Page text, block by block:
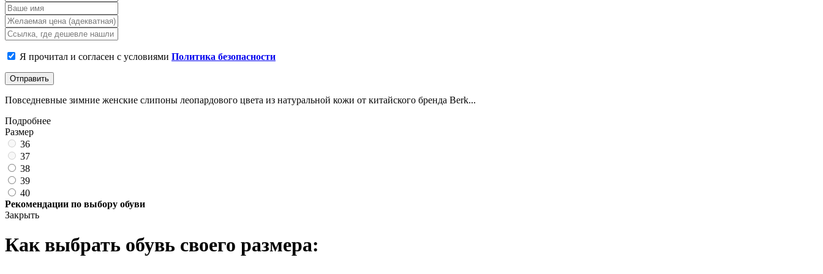
Я прочитал и согласен с условиями Политика безопасности
Отправить
Повседневные зимние женские слипоны леопардового цвета из натуральной кожи от китайского бренда Berk...
Подробнее
Размер
36
37
38
39
40
Рекомендации по выбору обуви
Закрыть
Как выбрать обувь своего размера: